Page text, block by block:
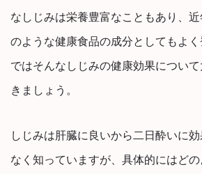
なしじみは栄養豊富なこともあり、近
のような健康食品の成分としてもよく
ではそんなしじみの健康効果について
きましょう。
しじみは肝臓に良いから二日酔いに効
なく知っていますが、具体的にはどの